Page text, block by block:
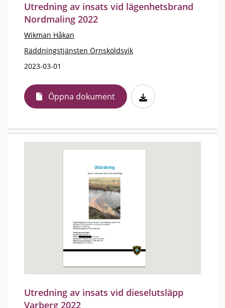
Utredning av insats vid lägenhetsbrand
Nordmaling 2022
Wikman Håkan
Räddningstjänsten Örnsköldsvik
2023-03-01
Öppna dokument
Utredning av insats vid dieselutsläpp
Varberg 2022